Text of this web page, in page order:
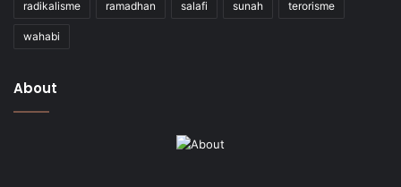
radikalisme ramadhan salafi sunah terorisme
wahabi
About